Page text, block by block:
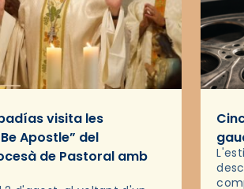
visita les
Apostle” del
de Pastoral amb